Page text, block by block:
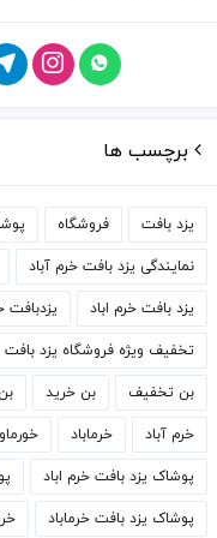
برچسب ها
یزد بافت فروشگاه
نمایندگی یزد بافت خرم آباد
یزد بافت خرم اباد یزدبافت
تخفیف ویژه فروشگاه یزد بافت
بن تخفیف بن خرید
خرم آباد خرماباد
پوشاک یزد بافت خرم اباد
پوشاک یزد بافت خرماباد